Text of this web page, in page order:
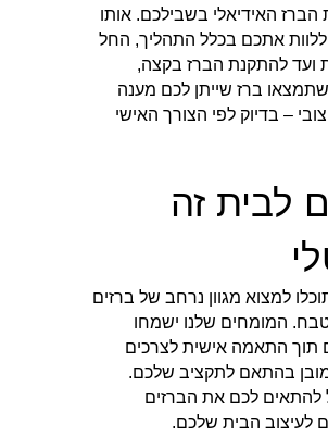
האידיאלי בשבילכם. אותו
ללוות אתכם בכלל התהליך, החל
ועד להתקנת הברז בקצה,
ברז שייתן לכם מענה
– בדיוק לפי הצורך האישי
לבית זה
למצוא מגוון נרחב של ברזים
המומחים שלנו ישמחו
תוך התאמה אישית לצרכים
בהתאם לתקציב שלכם.
להתאים לכם את הברזים
לעיצוב הבית שלכם.